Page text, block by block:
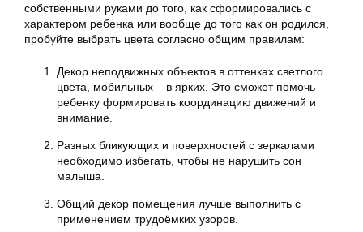
собственными руками до того, как сформировались с
характером ребенка или вообще до того как он родился,
пробуйте выбрать цвета согласно общим правилам:
Декор неподвижных объектов в оттенках светлого
цвета, мобильных – в ярких. Это сможет помочь
ребенку формировать координацию движений и
внимание.
Разных бликующих и поверхностей с зеркалами
необходимо избегать, чтобы не нарушить сон
малыша.
Общий декор помещения лучше выполнить с
применением трудоёмких узоров.